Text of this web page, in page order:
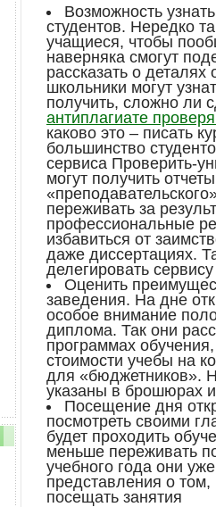
Возможность
студентов. Нередко
учащиеся, чтобы
наверняка смогут
рассказать о
школьники могут
получить, сложно ли
антиплагиате
каково это – писать
большинство
сервиса Проверить-
могут получить
переживать за
профессиональные
избавиться от
даже диссертациях.
делегировать сервису
Оценить
заведения. На дне
особое внимание
диплома. Так они
программах
стоимости учебы на
для «бюджетников».
указаны в брошюрах
Посещение дня
посмотреть своими
будет проходить
меньше переживать
учебного года они
представления о том,
посещать занятия